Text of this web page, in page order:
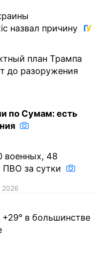
назвал причину
план Трампа
до разоружения
по Сумам: есть
военных, 48
ПВО за сутки
в большинстве